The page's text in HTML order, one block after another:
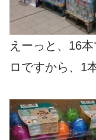
えーっと、16
ロですから、1